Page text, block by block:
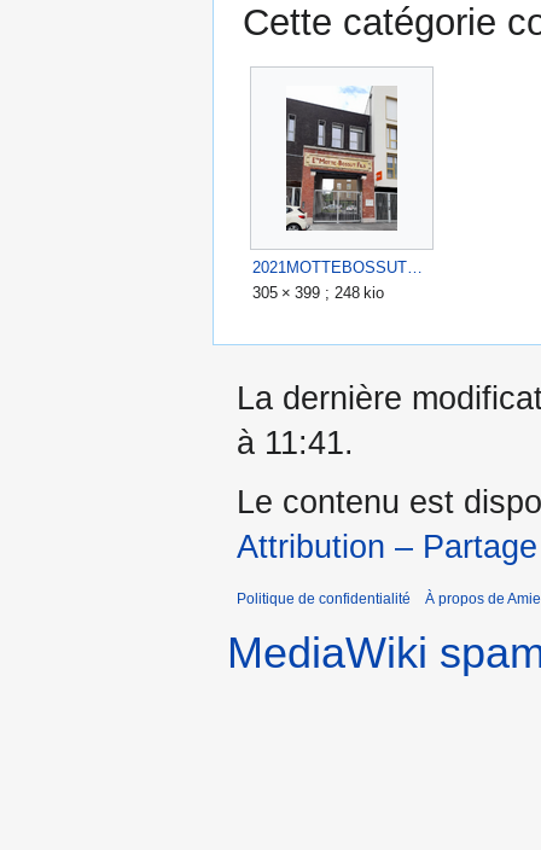
Cette catégorie
2021MOTTEBOSSUTFILS2021.png
305 × 399 ; 248 kio
La dernière
à 11:41.
Le contenu est
Attribution –
Politique de confidentialité À propos de
MediaWiki